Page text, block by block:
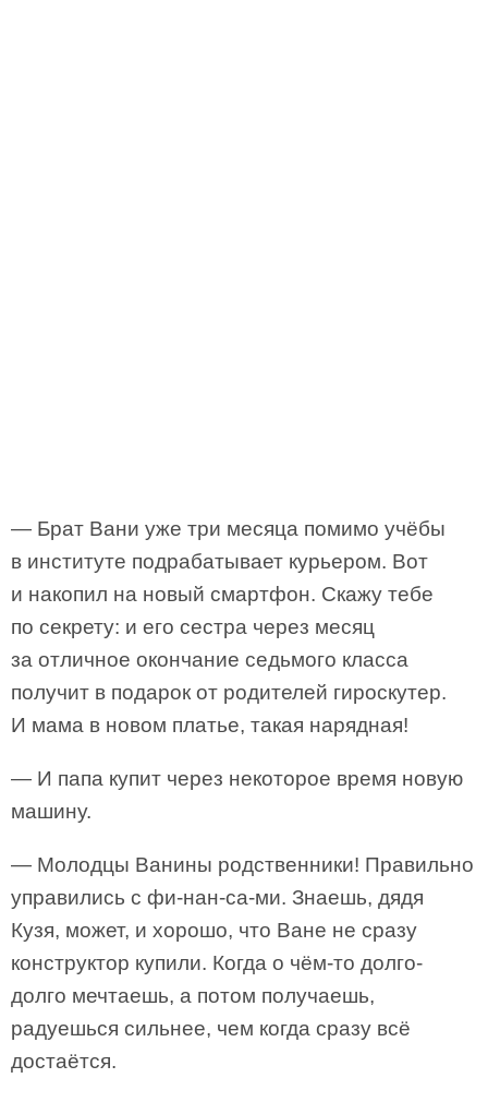
— Брат Вани уже три месяца помимо учёбы
в институте подрабатывает курьером. Вот
и накопил на новый смартфон. Скажу тебе
по секрету: и его сестра через месяц
за отличное окончание седьмого класса
получит в подарок от родителей гироскутер.
И мама в новом платье, такая нарядная!
— И папа купит через некоторое время новую
машину.
— Молодцы Ванины родственники! Правильно
управились с фи-нан-са-ми. Знаешь, дядя
Кузя, может, и хорошо, что Ване не сразу
конструктор купили. Когда о чём-то долго-
долго мечтаешь, а потом получаешь,
радуешься сильнее, чем когда сразу всё
достаётся.